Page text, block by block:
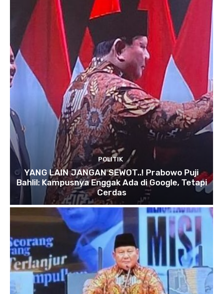
POLITIK
YANG LAIN JANGAN SEWOT..! Prabowo Puji
Bahlil: Kampusnya Enggak Ada di Google, Tetapi
Cerdas